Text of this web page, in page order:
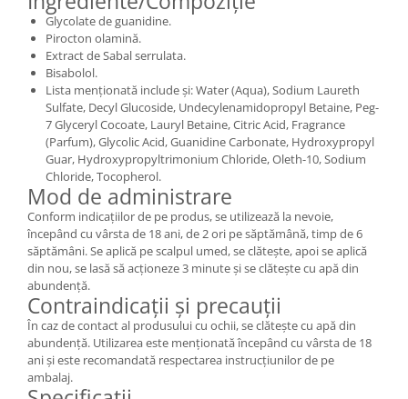
Glycolate de guanidine.
Pirocton olamină.
Extract de Sabal serrulata.
Bisabolol.
Lista menționată include și: Water (Aqua), Sodium Laureth
Sulfate, Decyl Glucoside, Undecylenamidopropyl Betaine, Peg-
7 Glyceryl Cocoate, Lauryl Betaine, Citric Acid, Fragrance
(Parfum), Glycolic Acid, Guanidine Carbonate, Hydroxypropyl
Guar, Hydroxypropyltrimonium Chloride, Oleth-10, Sodium
Chloride, Tocopherol.
Mod de administrare
Conform indicațiilor de pe produs, se utilizează la nevoie,
începând cu vârsta de 18 ani, de 2 ori pe săptămână, timp de 6
săptămâni. Se aplică pe scalpul umed, se clătește, apoi se aplică
din nou, se lasă să acționeze 3 minute și se clătește cu apă din
abundență.
Contraindicații și precauții
În caz de contact al produsului cu ochii, se clătește cu apă din
abundență. Utilizarea este menționată începând cu vârsta de 18
ani și este recomandată respectarea instrucțiunilor de pe
ambalaj.